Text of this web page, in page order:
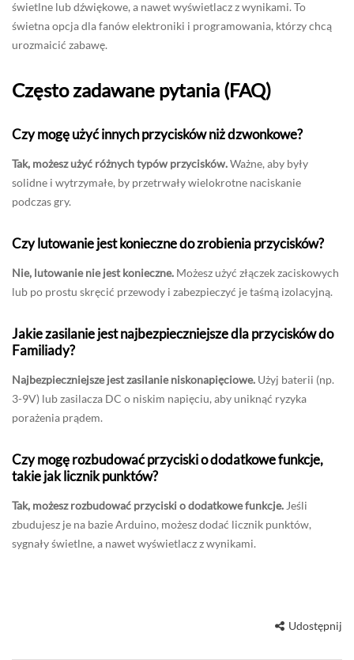
świetlne lub dźwiękowe, a nawet wyświetlacz z wynikami. To
świetna opcja dla fanów elektroniki i programowania, którzy chcą
urozmaicić zabawę.
Często zadawane pytania (FAQ)
Czy mogę użyć innych przycisków niż dzwonkowe?
Tak, możesz użyć różnych typów przycisków.Ważne, aby były
solidne i wytrzymałe, by przetrwały wielokrotne naciskanie
podczas gry.
Czy lutowanie jest konieczne do zrobienia przycisków?
Nie, lutowanie nie jest konieczne. Możesz użyć złączek zaciskowych
lub po prostu skręcić przewody i zabezpieczyć je taśmą izolacyjną.
Jakie zasilanie jest najbezpieczniejsze dla przycisków do
Familiady?
Najbezpieczniejsze jest zasilanie niskonapięciowe. Użyj baterii (np.
3-9V) lub zasilacza DC o niskim napięciu, aby uniknąć ryzyka
porażenia prądem.
Czy mogę rozbudować przyciski o dodatkowe funkcje,
takie jak licznik punktów?
Tak, możesz rozbudować przyciski o dodatkowe funkcje. Jeśli
zbudujesz je na bazie Arduino, możesz dodać licznik punktów,
sygnały świetlne, a nawet wyświetlacz z wynikami.
Udostępnij